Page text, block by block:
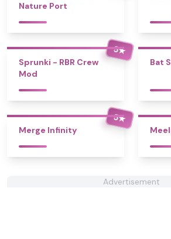
Nature Port
5★
Sprunki - RBR Crew
Mod
Bat
5★
Merge Infinity
Advertisement